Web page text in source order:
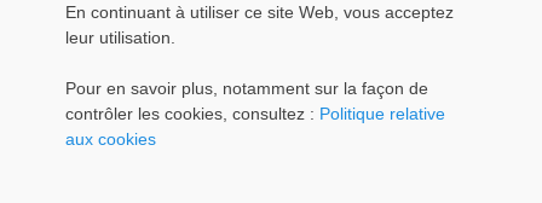
En continuant à utiliser ce site Web, vous acceptez
leur utilisation.
Pour en savoir plus, notamment sur la façon de
contrôler les cookies, consultez : Politique relative
aux cookies